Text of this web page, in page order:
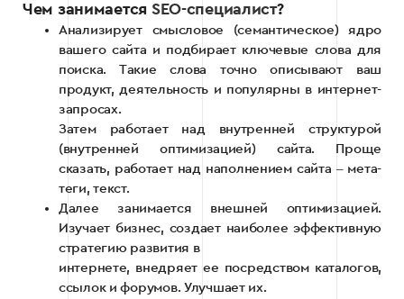
Чем занимается SEO-специалист?
Анализирует смысловое (семантическое) ядро
вашего сайта и подбирает ключевые слова для
поиска. Такие слова точно описывают ваш
продукт, деятельность и популярны в интернет-
запросах.
Затем работает над внутренней структурой
(внутренней оптимизацией) сайта. Проще
сказать, работает над наполнением сайта ‒ мета-
теги, текст.
Далее занимается внешней оптимизацией.
Изучает бизнес, создает наиболее эффективную
стратегию развития в
интернете, внедряет ее посредством каталогов,
ссылок и форумов. Улучшает их.